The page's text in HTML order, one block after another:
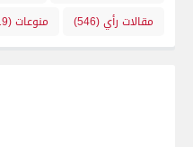
مقالات رأي(546) منوعات(419)